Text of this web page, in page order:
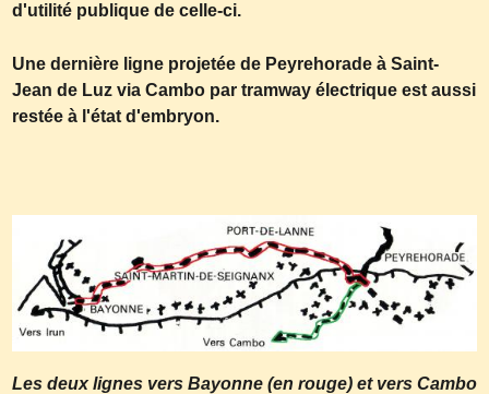
d'utilité publique de celle-ci.
Une dernière ligne projetée de Peyrehorade à Saint-
Jean de Luz via Cambo par tramway électrique est aussi
restée à l'état d'embryon.
Les deux lignes vers Bayonne (en rouge) et vers Cambo